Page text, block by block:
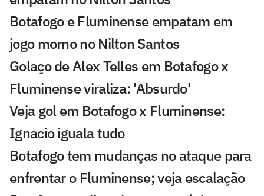
Botafogo e Fluminense empatam em
jogo morno no Nilton Santos
Golaço de Alex Telles em Botafogo x
Fluminense viraliza: 'Absurdo'
Veja gol em Botafogo x Fluminense:
Ignacio iguala tudo
Botafogo tem mudanças no ataque para
enfrentar o Fluminense; veja escalação